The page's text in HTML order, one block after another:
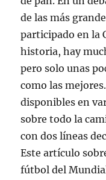
de las más
participado en la
historia, hay
pero solo unas
como las
disponibles en
sobre todo la
con dos líneas
Este artículo
fútbol del